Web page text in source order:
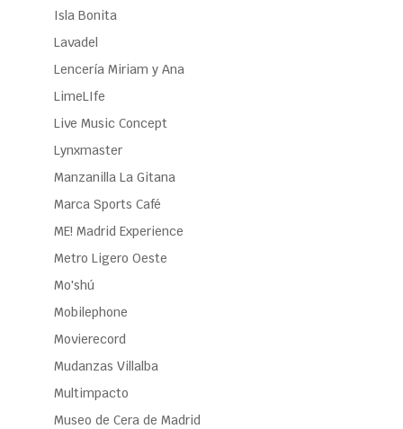
Isla Bonita
Lavadel
Lencería Miriam y Ana
LimeLIfe
Live Music Concept
Lynxmaster
Manzanilla La Gitana
Marca Sports Café
ME! Madrid Experience
Metro Ligero Oeste
Mo'shú
Mobilephone
Movierecord
Mudanzas Villalba
Multimpacto
Museo de Cera de Madrid